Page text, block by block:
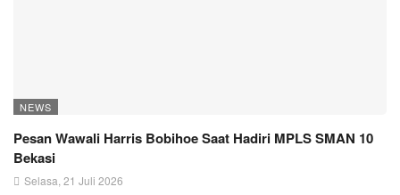
NEWS
Pesan Wawali Harris Bobihoe Saat Hadiri MPLS SMAN 10
Bekasi
Selasa, 21 Juli 2026